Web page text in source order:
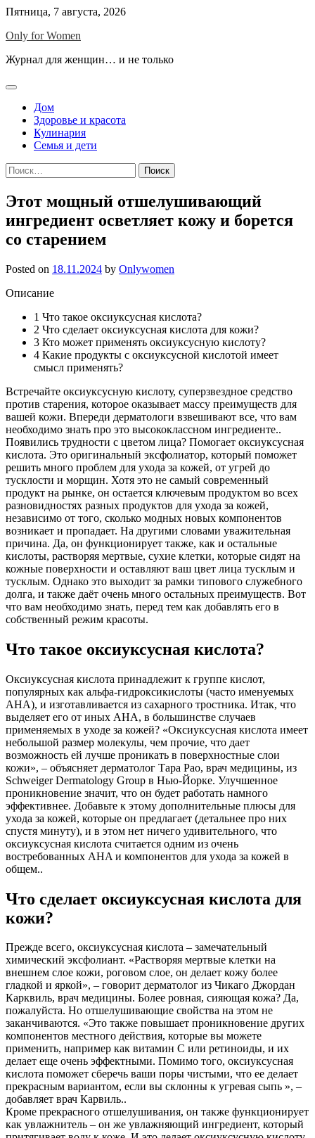
Skip
content
Пятница, 7 августа, 2026
Only for Women
Журнал для женщин… и не только
Дом
Здоровье и красота
Кулинария
Семья и дети
Найти:
Этот мощный отшелушивающий
ингредиент осветляет кожу и борется
со старением
Posted on 18.11.2024 by Onlywomen
Описание
1 Что такое оксиуксусная кислота?
2 Что сделает оксиуксусная кислота для кожи?
3 Кто может применять оксиуксусную кислоту?
4 Какие продукты с оксиуксусной кислотой имеет
смысл применять?
Встречайте оксиуксусную кислоту, суперзвездное средство
против старения, которое оказывает массу преимуществ для
вашей кожи. Впереди дерматологи взвешивают все, что вам
необходимо знать про это высококлассном ингредиенте..
Появились трудности с цветом лица? Помогает оксиуксусная
кислота. Это оригинальный эксфолиатор, который поможет
решить много проблем для ухода за кожей, от угрей до
тусклости и морщин. Хотя это не самый современный
продукт на рынке, он остается ключевым продуктом во всех
разновидностях разных продуктов для ухода за кожей,
независимо от того, сколько модных новых компонентов
возникает и пропадает. На другими словами уважительная
причина. Да, он функционирует также, как и остальные
кислоты, растворяя мертвые, сухие клетки, которые сидят на
кожные поверхности и оставляют ваш цвет лица тусклым и
тусклым. Однако это выходит за рамки типового служебного
долга, и также даёт очень много остальных преимуществ. Вот
что вам необходимо знать, перед тем как добавлять его в
собственный режим красоты.
Что такое оксиуксусная кислота?
Оксиуксусная кислота принадлежит к группе кислот,
популярных как альфа-гидроксикислоты (часто именуемых
AHA), и изготавливается из сахарного тростника. Итак, что
выделяет его от иных AHA, в большинстве случаев
применяемых в уходе за кожей? «Оксиуксусная кислота имеет
небольшой размер молекулы, чем прочие, что дает
возможность ей лучше проникать в поверхностные слои
кожи», – объясняет дерматолог Тара Рао, врач медицины, из
Schweiger Dermatology Group в Нью-Йорке. Улучшенное
проникновение значит, что он будет работать намного
эффективнее. Добавьте к этому дополнительные плюсы для
ухода за кожей, которые он предлагает (детальнее про них
спустя минуту), и в этом нет ничего удивительного, что
оксиуксусная кислота считается одним из очень
востребованных AHA и компонентов для ухода за кожей в
общем..
Что сделает оксиуксусная кислота для
кожи?
Прежде всего, оксиуксусная кислота – замечательный
химический эксфолиант. «Растворяя мертвые клетки на
внешнем слое кожи, роговом слое, он делает кожу более
гладкой и яркой», – говорит дерматолог из Чикаго Джордан
Карквиль, врач медицины. Более ровная, сияющая кожа? Да,
пожалуйста. Но отшелушивающие свойства на этом не
заканчиваются. «Это также повышает проникновение других
компонентов местного действия, которые вы можете
применить, например как витамин С или ретиноиды, и их
делает еще очень эффектными. Помимо того, оксиуксусная
кислота поможет сберечь ваши поры чистыми, что ее делает
прекрасным вариантом, если вы склонны к угревая сыпь », –
добавляет врач Карвиль..
Кроме прекрасного отшелушивания, он также функционирует
как увлажнитель – он же увлажняющий ингредиент, который